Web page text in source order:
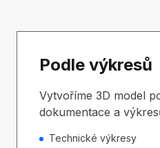
Podle výkresů
Vytvoříme 3D model
dokumentace a
Technické výkresy